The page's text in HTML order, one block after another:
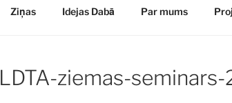
Ziņas Idejas Dabā Par mums
LDTA-ziemas-